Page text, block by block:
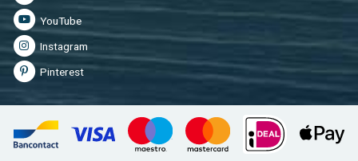
You­Tu­be
In­st­agram
Pin­te­rest